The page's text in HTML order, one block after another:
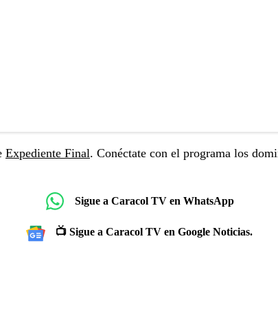
Expediente Final. Conéctate con el programa los
Sigue a Caracol TV en WhatsApp
📺 Sigue a Caracol TV en Google Noticias.